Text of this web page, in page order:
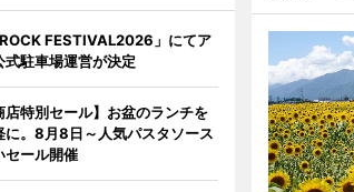
ROCK FESTIVAL2026」にてア
式駐車場運営が決定
店特別セール】お盆のランチを
に。8月8日～人気パスタソース
セール開催